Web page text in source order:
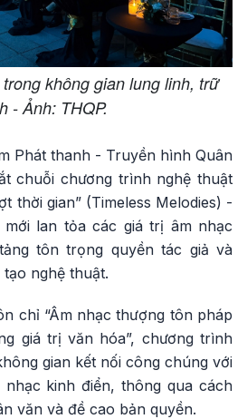
không gian lung linh, trữ
- Ảnh: THQP.
Phát thanh - Truyền hình Quân
chuỗi chương trình nghệ thuật
thời gian” (Timeless Melodies) -
lan tỏa các giá trị âm nhạc
tôn trọng quyền tác giả và
nghệ thuật.
chỉ “Âm nhạc thượng tôn pháp
giá trị văn hóa”, chương trình
gian kết nối công chúng với
kinh điển, thông qua cách
văn và đề cao bản quyền.